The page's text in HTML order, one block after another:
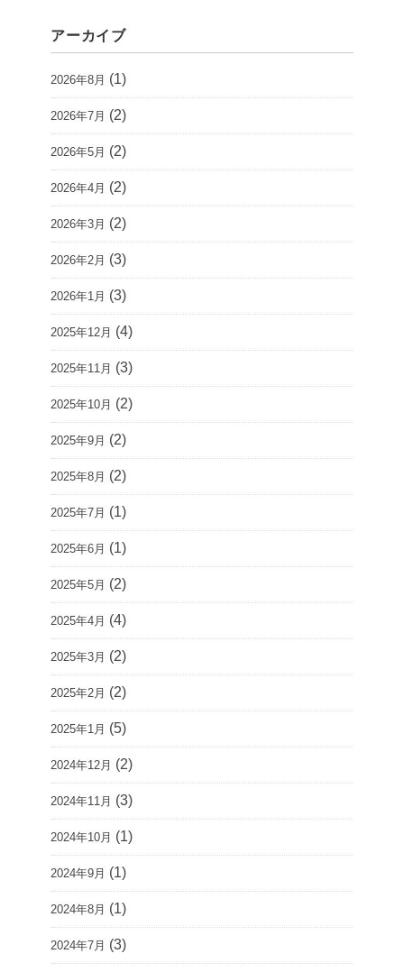
アーカイブ
2026年8月 (1)
2026年7月 (2)
2026年5月 (2)
2026年4月 (2)
2026年3月 (2)
2026年2月 (3)
2026年1月 (3)
2025年12月 (4)
2025年11月 (3)
2025年10月 (2)
2025年9月 (2)
2025年8月 (2)
2025年7月 (1)
2025年6月 (1)
2025年5月 (2)
2025年4月 (4)
2025年3月 (2)
2025年2月 (2)
2025年1月 (5)
2024年12月 (2)
2024年11月 (3)
2024年10月 (1)
2024年9月 (1)
2024年8月 (1)
2024年7月 (3)